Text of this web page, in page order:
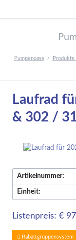
Pumpenoase Produkte
Laufrad
& 302 /
Artikelnummer:
Einheit:
Listenpreis: €
Rabattgruppensystem